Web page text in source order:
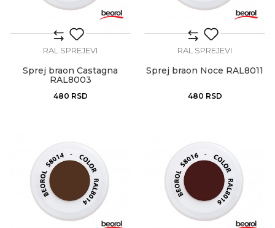
RAL SPREJEVI
Sprej braon Castagna
RAL8003
480 RSD
RAL SPREJEVI
Sprej braon Noce RAL8011
480 RSD